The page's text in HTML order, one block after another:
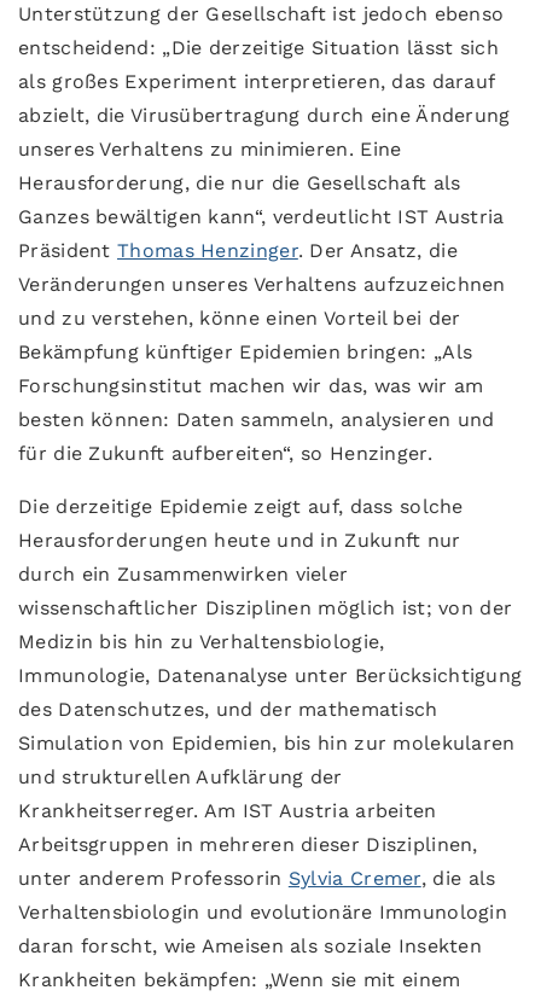
Unterstützung der Gesellschaft ist jedoch ebenso
entscheidend: „Die derzeitige Situation lässt sich
als großes Experiment interpretieren, das darauf
abzielt, die Virusübertragung durch eine Änderung
unseres Verhaltens zu minimieren. Eine
Herausforderung, die nur die Gesellschaft als
Ganzes bewältigen kann“, verdeutlicht IST Austria
PräsidentThomas Henzinger. Der Ansatz, die
Veränderungen unseres Verhaltens aufzuzeichnen
und zu verstehen, könne einen Vorteil bei der
Bekämpfung künftiger Epidemien bringen: „Als
Forschungsinstitut machen wir das, was wir am
besten können: Daten sammeln, analysieren und
für die Zukunft aufbereiten“, so Henzinger.
Die derzeitige Epidemie zeigt auf, dass solche
Herausforderungen heute und in Zukunft nur
durch ein Zusammenwirken vieler
wissenschaftlicher Disziplinen möglich ist; von der
Medizin bis hin zu Verhaltensbiologie,
Immunologie, Datenanalyse unter Berücksichtigung
des Datenschutzes, und der mathematisch
Simulation von Epidemien, bis hin zur molekularen
und strukturellen Aufklärung der
Krankheitserreger. Am IST Austria arbeiten
Arbeitsgruppen in mehreren dieser Disziplinen,
unter anderem Professorin Sylvia Cremer, die als
Verhaltensbiologin und evolutionäre Immunologin
daran forscht, wie Ameisen als soziale Insekten
Krankheiten bekämpfen: „Wenn sie mit einem